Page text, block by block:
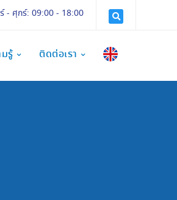
- ศุกร์: 09:00 - 18:00
รู้ ติดต่อเรา